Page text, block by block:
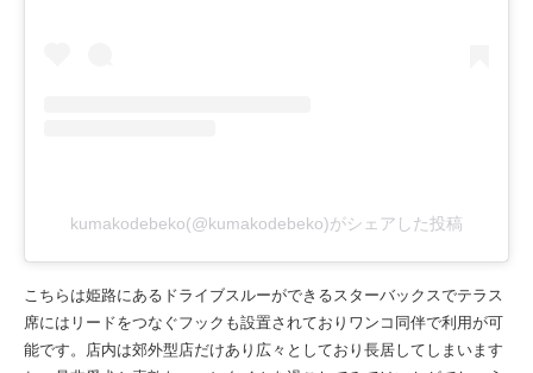
kumakodebeko(@kumakodebeko)がシェアした投稿
こちらは姫路にあるドライブスルーができるスターバックスでテラス
席にはリードをつなぐフックも設置されておりワンコ同伴で利用が可
能です。店内は郊外型店だけあり広々としており長居してしまいます